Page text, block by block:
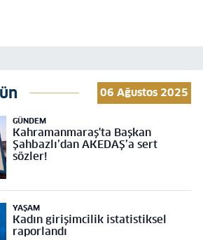
06 Ağustos 2025
GÜNDEM
Kahramanmaraş'ta Başkan
Şahbazlı’dan AKEDAŞ’a sert
sözler!
YAŞAM
Kadın girişimcilik istatistiksel
raporlandı